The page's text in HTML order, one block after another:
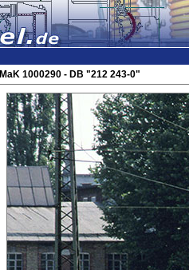
MaK 1000290 - DB "212 243-0"